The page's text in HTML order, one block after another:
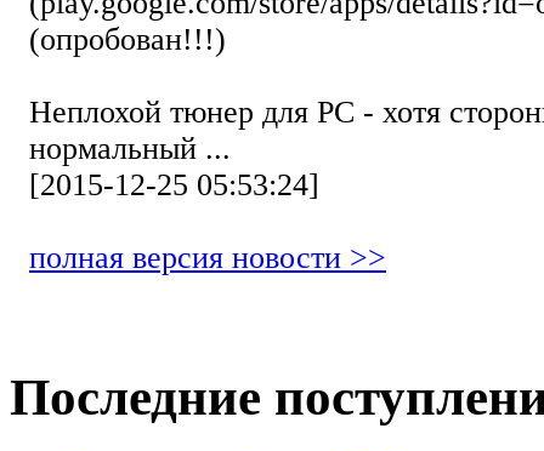
(опробован!!!)
Неплохой тюнер для РС - хотя
нормальный ...
[2015-12-25 05:53:24]
полная версия новости >>
Последние